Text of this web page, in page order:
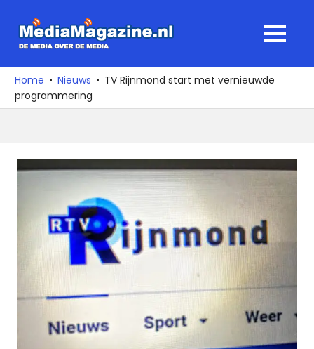
naar
media
over
de
MENU
Home Nieuws
TV Rijnmond start met vernieuwde
programmering